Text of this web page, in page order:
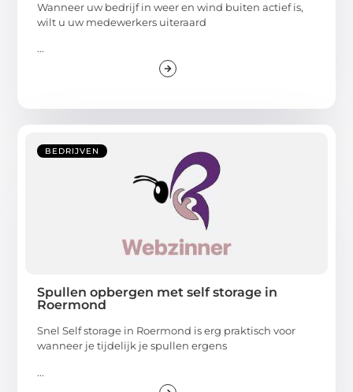
Wanneer uw bedrijf in weer en wind buiten actief is,
wilt u uw medewerkers uiteraard
...
BEDRIJVEN
Spullen opbergen met self storage in
Roermond
Snel Self storage in Roermond is erg praktisch voor
wanneer je tijdelijk je spullen ergens
...